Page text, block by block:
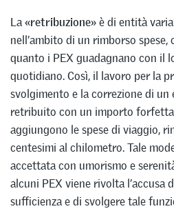
La«retribuzione»è di entità
nell’ambito di un rimborso
quanto i PEX guadagnano con il
quotidiano. Così, il lavoro per la
svolgimento e la correzione di
retribuito con un importo
aggiungono le spese di viaggio,
centesimi al chilometro. Tale
accettata con umorismo e
alcuni PEX viene rivolta l’accusa
sufficienza e di svolgere tale